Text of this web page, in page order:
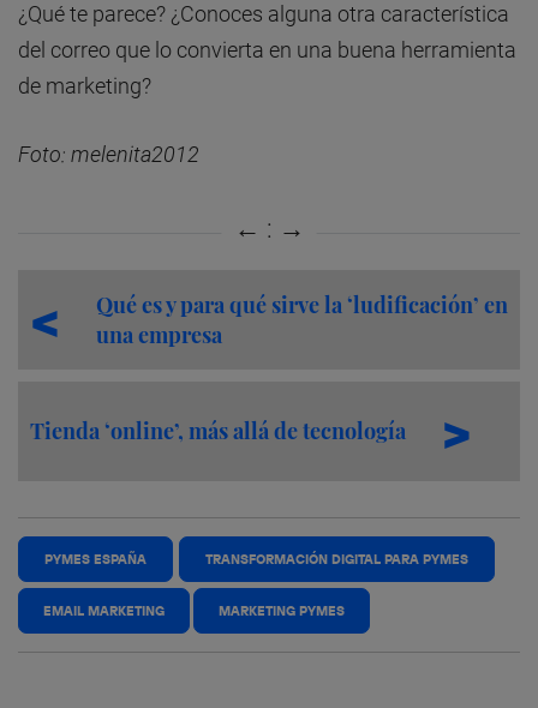
¿Qué te parece? ¿Conoces alguna otra característica
del correo que lo convierta en una buena herramienta
de marketing?
Foto: melenita2012
Qué es y para qué sirve la ‘ludificación’ en
una empresa
Tienda ‘online’, más allá de tecnología
PYMES ESPAÑA TRANSFORMACIÓN DIGITAL PARA PYMES
EMAIL MARKETING MARKETING PYMES